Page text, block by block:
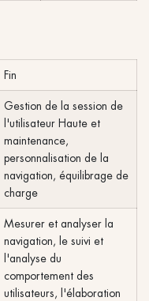
Fin
Gestion de la session de
l'utilisateur Haute et
maintenance,
personnalisation de la
navigation, équilibrage de
charge
Mesurer et analyser la
navigation, le suivi et
l'analyse du
comportement des
utilisateurs, l'élaboration